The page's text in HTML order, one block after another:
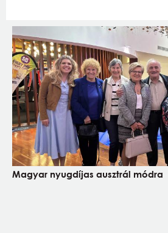
Magyar nyugdíjas ausztrál módra